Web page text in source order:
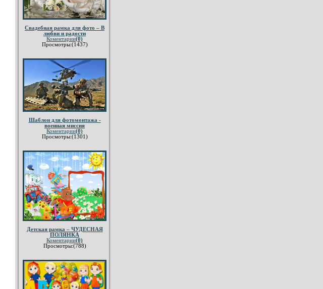
Свадебная рамка для фото – В
любви и радости
Коментарии(0)
Просмотры:(1437)
Шаблон для фотомонтажа -
военная миссия
Коментарии(0)
Просмотры:(1301)
Детская рамка – ЧУДЕСНАЯ
ПОЛЯНКА
Коментарии(0)
Просмотры:(788)